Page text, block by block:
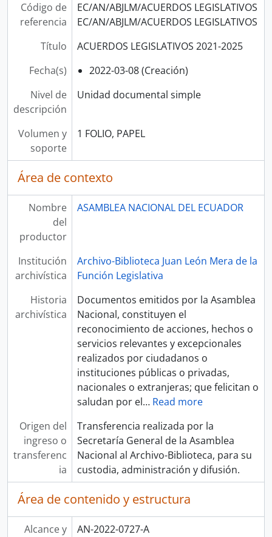
Código de
referencia
EC/AN/ABJLM/ACUERDOS LEGISLATIVOS
EC/AN/ABJLM/ACUERDOS LEGISLATIVOS
Título
ACUERDOS LEGISLATIVOS 2021-2025
Fecha(s)
2022-03-08 (Creación)
Nivel de
descripción
Unidad documental simple
Volumen y
soporte
1 FOLIO, PAPEL
Área de contexto
Nombre
del
productor
ASAMBLEA NACIONAL DEL ECUADOR
Institución
archivística
Archivo-Biblioteca Juan León Mera de la
Función Legislativa
Historia
archivística
Documentos emitidos por la Asamblea
Nacional, constituyen el
reconocimiento de acciones, hechos o
servicios relevantes y excepcionales
realizados por ciudadanos o
instituciones públicas o privadas,
nacionales o extranjeras; que felicitan o
saludan por el… Read more
Origen del
ingreso o
transferenc
ia
Transferencia realizada por la
Secretaría General de la Asamblea
Nacional al Archivo-Biblioteca, para su
custodia, administración y difusión.
Área de contenido y estructura
Alcance y
AN-2022-0727-A